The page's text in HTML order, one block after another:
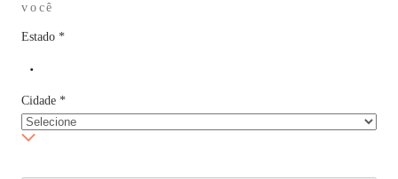
você
Estado *
Cidade *